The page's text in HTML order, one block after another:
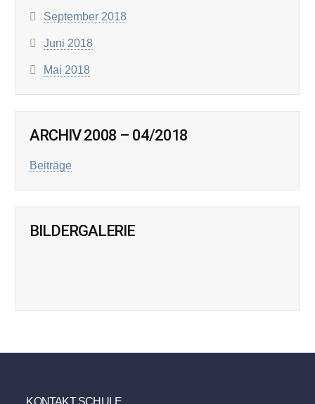
September 2018
Juni 2018
Mai 2018
ARCHIV 2008 – 04/2018
Beiträge
BILDERGALERIE
KONTAKT SCHULE